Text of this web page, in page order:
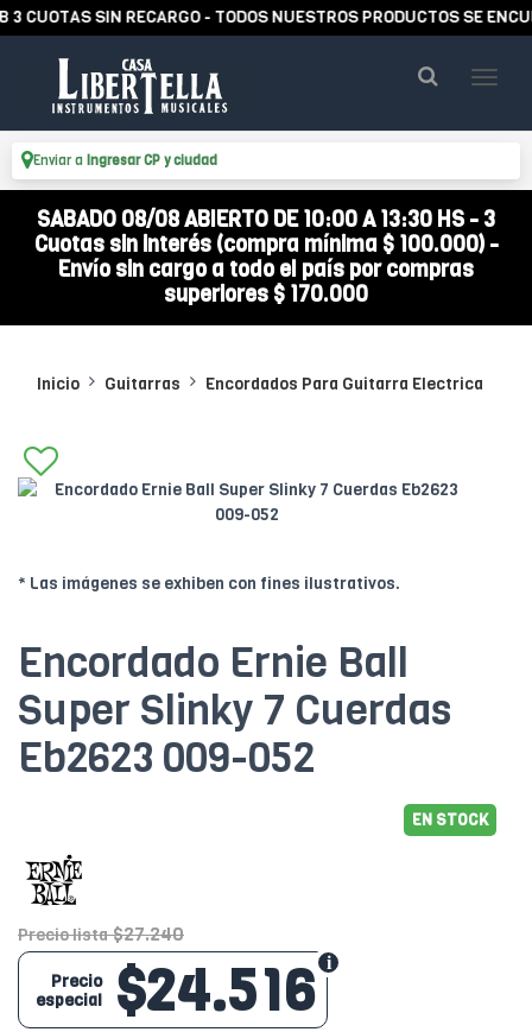
SIN RECARGO - TODOS NUESTROS PRODUCTOS SE
Enviar a Ingresar CP y ciudad
SABADO 08/08 ABIERTO DE 10:00 A 13:30 HS - 3
Cuotas sin interés (compra mínima $ 100.000) -
Envío sin cargo a todo el país por compras
superiores $ 170.000
Inicio Guitarras Encordados Para Guitarra Electrica
* Las imágenes se exhiben con fines ilustrativos.
Encordado Ernie Ball
Super Slinky 7 Cuerdas
Eb2623 009-052
EN STOCK
Precio lista $27.240
$24.516
Precio
especial